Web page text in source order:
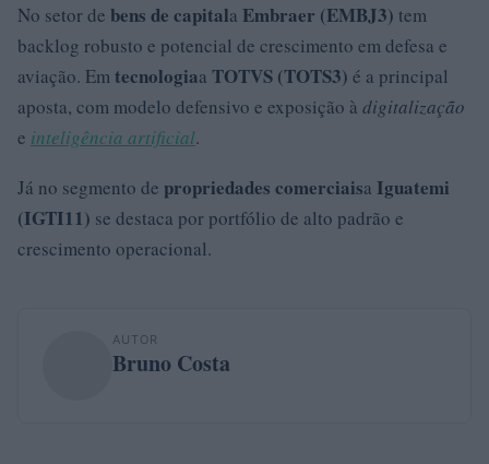
No setor de bens de capitala Embraer (EMBJ3) tem
backlog robusto e potencial de crescimento em defesa e
aviação. Emtecnologiaa TOTVS (TOTS3) é a principal
aposta, com modelo defensivo e exposição à digitalização
e inteligência artificial.
Já no segmento de propriedades comerciaisa Iguatemi
(IGTI11) se destaca por portfólio de alto padrão e
crescimento operacional.
AUTOR
Bruno Costa